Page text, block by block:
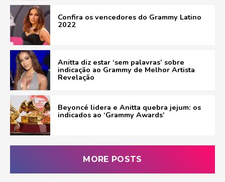
Confira os vencedores do Grammy Latino
2022
Anitta diz estar ‘sem palavras’ sobre
indicação ao Grammy de Melhor Artista
Revelação
Beyoncé lidera e Anitta quebra jejum: os
indicados ao ‘Grammy Awards’
MORE POSTS